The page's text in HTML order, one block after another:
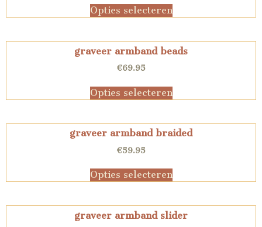
Opties selecteren
graveer armband beads
€69.95
Opties selecteren
graveer armband braided
€59.95
Opties selecteren
graveer armband slider